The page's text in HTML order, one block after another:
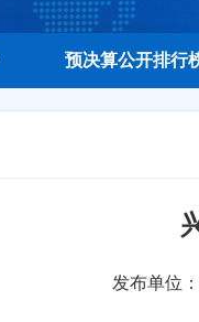
预决算公开排行
发布单位：